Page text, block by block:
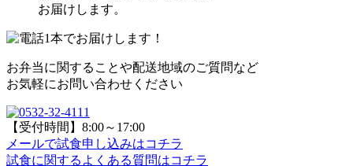
お届けします。
お弁当に関することや配送地域のご質問など
お気軽にお問い合わせください
【受付時間】8:00～17:00
メールで試食申し込みはコチラ
試食に関するよくある質問はコチラ